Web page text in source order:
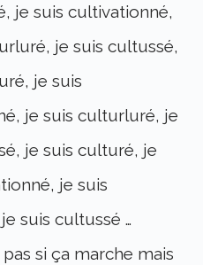
je suis cultivationné,
je suis cultussé,
je suis
je suis culturluré, je
je suis culturé, je
je suis
suis cultussé …
pas si ça marche mais